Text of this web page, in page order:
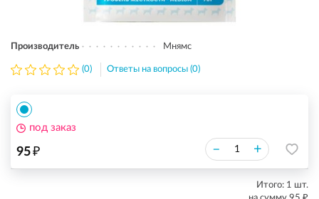
Производитель Мнямс
(0) Ответы на вопросы (0)
95₽ – +
под заказ
Итого: 1 шт.